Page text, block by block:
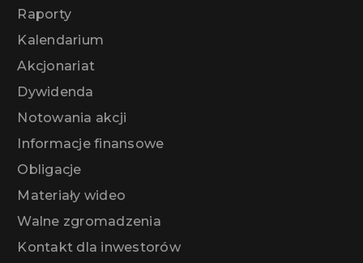
Raporty
Kalendarium
Akcjonariat
Dywidenda
Notowania akcji
Informacje finansowe
Obligacje
Materiały wideo
Walne zgromadzenia
Kontakt dla inwestorów